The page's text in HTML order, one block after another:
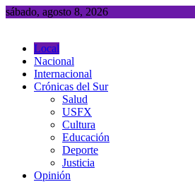
Saltar
sábado, agosto 8, 2026
Local
Nacional
Internacional
Crónicas del Sur
Salud
USFX
Cultura
Educación
Deporte
Justicia
Opinión